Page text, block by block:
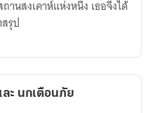
นสงเคาห์แห่งหนึ่ง เธอจึงได้
รุป
ละ นกเตือนภัย